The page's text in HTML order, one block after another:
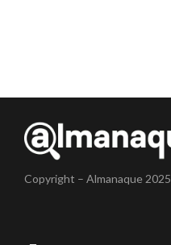
Copyright – Almanaque 2025